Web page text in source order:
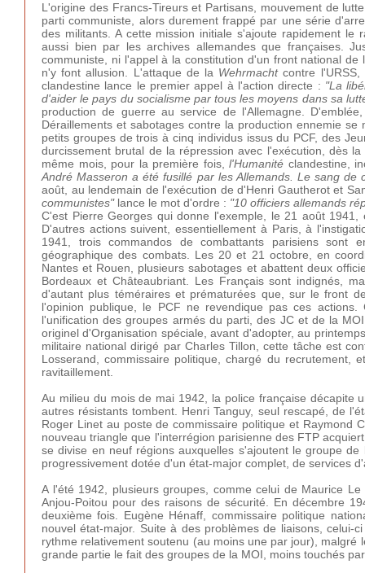
L'origine des Francs-Tireurs et Partisans, mouvement de
parti communiste, alors durement frappé par une série
des militants. A cette mission initiale s'ajoute rapidement
aussi bien par les archives allemandes que françaises.
communiste, ni l'appel à la constitution d'un front national
n'y font allusion. L'attaque de la Wehrmachtcontre l'URSS,
clandestine lance le premier appel à l'action directe : "La
d'aider le pays du socialisme par tous les moyens dans sa
production de guerre au service de l'Allemagne.
Déraillements et sabotages contre la production ennemie
petits groupes de trois à cinq individus issus du PCF, des
durcissement brutal de la répression avec l'exécution, dès
même mois, pour la première fois,l'Humanité clandestine,
André Masseron a été fusillé par les Allemands. Le sang
août, au lendemain de l'exécution de d'Henri Gautherot et
communistes"lance le mot d'ordre : "10 officiers allemands
C'est Pierre Georges qui donne l'exemple, le 21 août
D'autres actions suivent, essentiellement à Paris, à
1941, trois commandos de combattants parisiens sont
géographique des combats. Les 20 et 21 octobre, en
Nantes et Rouen, plusieurs sabotages et abattent deux
Bordeaux et Châteaubriant. Les Français sont indignés,
d'autant plus téméraires et prématurées que, sur le front
l'opinion publique, le PCF ne revendique pas ces
l'unification des groupes armés du parti, des JC et de la
originel d'Organisation spéciale, avant d'adopter, au
militaire national dirigé par Charles Tillon, cette tâche est
Losserand, commissaire politique, chargé du recrutement,
ravitaillement.
Au milieu du mois de mai 1942, la police française décapite
autres résistants tombent. Henri Tanguy, seul rescapé, de
Roger Linet au poste de commissaire politique et Raymond
nouveau triangle que l'interrégion parisienne des FTP
se divise en neuf régions auxquelles s'ajoutent le groupe
progressivement dotée d'un état-major complet, de services
A l'été 1942, plusieurs groupes, comme celui de Maurice
Anjou-Poitou pour des raisons de sécurité. En décembre
deuxième fois. Eugène Hénaff, commissaire politique
nouvel état-major. Suite à des problèmes de liaisons,
rythme relativement soutenu (au moins une par jour),
grande partie le fait des groupes de la MOI, moins touchés